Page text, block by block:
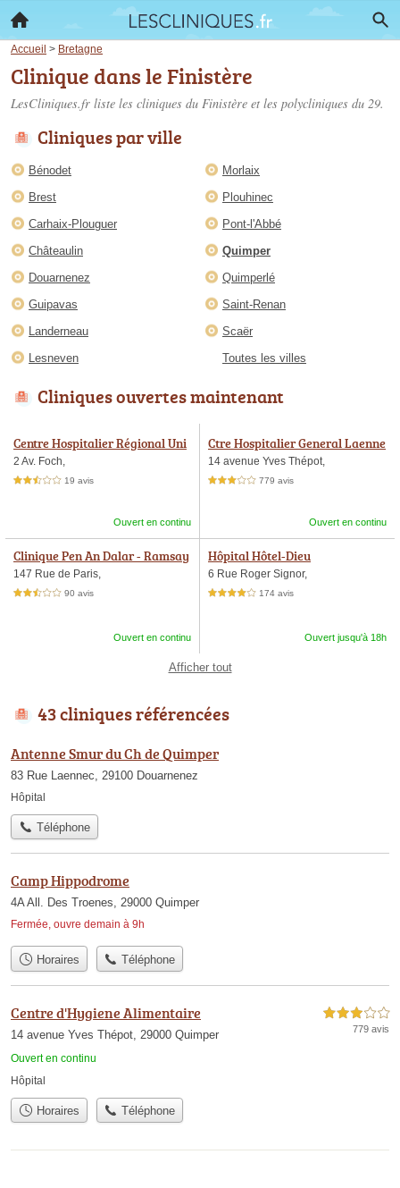
Accueil > Bretagne
Clinique dans le Finistère
LesCliniques.fr liste les cliniques du Finistère et les polycliniques du 29.
Cliniques par ville
Bénodet
Brest
Carhaix-Plouguer
Châteaulin
Douarnenez
Guipavas
Landerneau
Lesneven
Morlaix
Plouhinec
Pont-l'Abbé
Quimper
Quimperlé
Saint-Renan
Scaër
Toutes les villes
Cliniques ouvertes maintenant
Centre Hospitalier Régional Uni
versitaire, Service d'Urgences
2 Av. Foch,
2,5 étoiles sur 5 19 avis
Ouvert en continu
Ctre Hospitalier General Laenne
c
14 avenue Yves Thépot,
3,0 étoiles sur 5 779 avis
Ouvert en continu
Clinique Pen An Dalar - Ramsay
Santé
147 Rue de Paris,
2,5 étoiles sur 5 90 avis
Ouvert en continu
Hôpital Hôtel-Dieu
6 Rue Roger Signor,
4,0 étoiles sur 5 174 avis
Ouvert jusqu'à 18h
Afficher tout
43 cliniques référencées
Antenne Smur du Ch de Quimper
83 Rue Laennec, 29100 Douarnenez
Hôpital
Téléphone
Camp Hippodrome
4A All. Des Troenes, 29000 Quimper
Fermée, ouvre demain à 9h
Horaires Téléphone
Centre d'Hygiene Alimentaire
14 avenue Yves Thépot, 29000 Quimper
Ouvert en continu
3,0 étoiles sur 5
779 avis
Hôpital
Horaires Téléphone